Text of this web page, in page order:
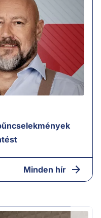
Minden hír